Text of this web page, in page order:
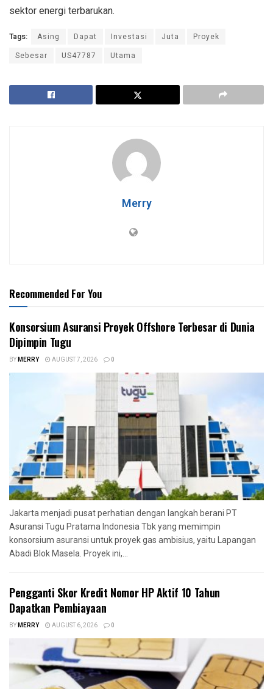
sektor energi terbarukan.
Tags: Asing Dapat Investasi Juta
Proyek
Sebesar
US47787 Utama
Merry
Recommended For You
Konsorsium Asuransi Proyek Offshore Terbesar di Dunia
Dipimpin Tugu
BYMERRY AUGUST 7, 2026 0
Jakarta menjadi pusat perhatian dengan langkah berani PT
Asuransi Tugu Pratama Indonesia Tbk yang memimpin
konsorsium asuransi untuk proyek gas ambisius, yaitu Lapangan
Abadi Blok Masela. Proyek ini,...
Pengganti Skor Kredit Nomor HP Aktif 10 Tahun
Dapatkan Pembiayaan
BYMERRY AUGUST 6, 2026 0